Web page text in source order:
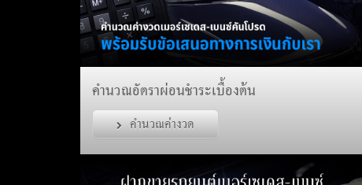
คำนวณอัตราผ่อนชำระเบื้องต้น
คำนวณค่างวด